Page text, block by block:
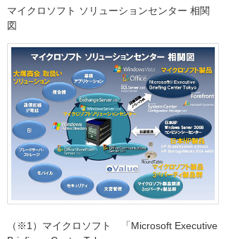
マイクロソフト ソリューションセンター 相関
図
（※1）マイクロソフト 「Microsoft Executive